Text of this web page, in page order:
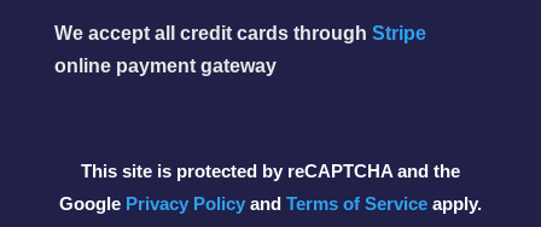
We accept all credit cards through Stripe
online payment gateway
This site is protected by reCAPTCHA and the
Google Privacy Policyand Terms of Service apply.